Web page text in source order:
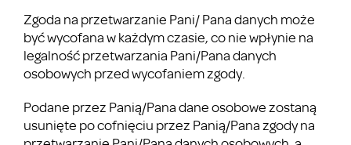
Zgoda na przetwarzanie Pani/ Pana danych może
być wycofana w każdym czasie, co nie wpłynie na
legalność przetwarzania Pani/Pana danych
osobowych przed wycofaniem zgody.
Podane przez Panią/Pana dane osobowe zostaną
usunięte po cofnięciu przez Panią/Pana zgody na